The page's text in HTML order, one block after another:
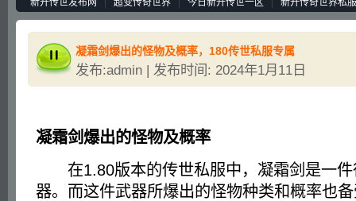
新开传世发布网 超变传奇世界 今日新开传世一区 新开传奇世界私服
凝霜剑爆出的怪物及概率，180传世私服专属
发布:admin | 发布时间: 2024年1月11日
凝霜剑爆出的怪物及概率
在1.80版本的传世私服中，凝霜剑是一件
器。而这件武器所爆出的怪物种类和概率也